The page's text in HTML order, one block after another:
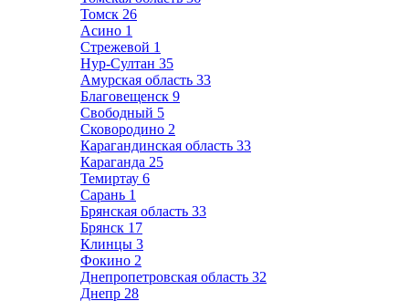
Томск 26
Асино 1
Стрежевой 1
Нур-Султан 35
Амурская область 33
Благовещенск 9
Свободный 5
Сковородино 2
Карагандинская область 33
Караганда 25
Темиртау 6
Сарань 1
Брянская область 33
Брянск 17
Клинцы 3
Фокино 2
Днепропетровская область 32
Днепр 28